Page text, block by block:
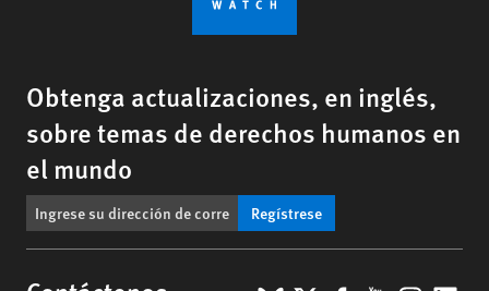
Obtenga actualizaciones, en inglés,
sobre temas de derechos humanos en
el mundo
Regístrese